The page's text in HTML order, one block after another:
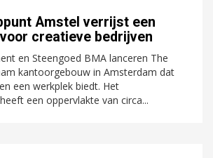
Amstel verrijst een
creatieve bedrijven
en Steengoed BMA lanceren The
kantoorgebouw in Amsterdam dat
een werkplek biedt. Het
een oppervlakte van circa...